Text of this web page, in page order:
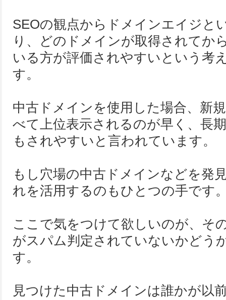
SEOの観点からドメインエイジと
り、どのドメインが取得されてか
いる方が評価されやすいという考
す。
中古ドメインを使用した場合、新
べて上位表示されるのが早く、長
もされやすいと言われています。
もし穴場の中古ドメインなどを発
れを活用するのもひとつの手です
ここで気をつけて欲しいのが、そ
がスパム判定されていないかどう
す。
見つけた中古ドメインは誰かが以